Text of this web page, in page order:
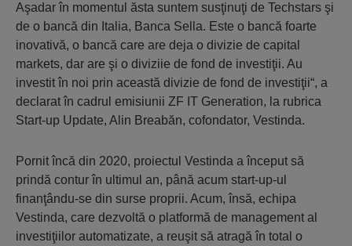
Aşadar în momentul ăsta suntem susţinuţi de Techstars şi
de o bancă din Italia, Banca Sella. Este o bancă foarte
inovativă, o bancă care are deja o divizie de capital
markets, dar are şi o diviziie de fond de investiţii. Au
investit în noi prin această divizie de fond de investiţii“, a
declarat în cadrul emisiunii ZF IT Generation, la rubrica
Start-up Update, Alin Breabăn, cofondator, Vestinda.
Pornit încă din 2020, proiectul Vestinda a început să
prindă contur în ultimul an, până acum start-up-ul
finanţându-se din surse proprii. Acum, însă, echipa
Vestinda, care dezvoltă o platformă de management al
investiţiilor automatizate, a reuşit să atragă în total o